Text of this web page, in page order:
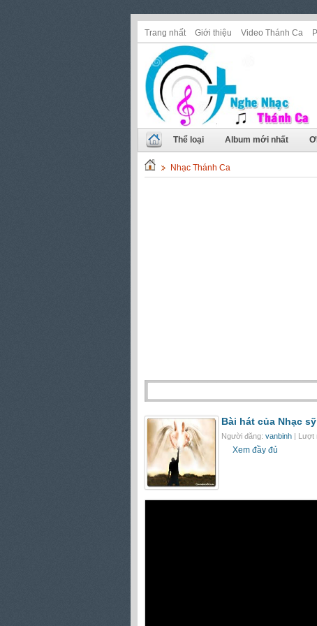
Trang nhất Giới thiệu Video Thánh Ca
Thể loại Album mới nhất
Nhạc Thánh Ca
Bài hát của Nhạc
Người đăng: vanbinh | Lượt
Xem đầy đủ